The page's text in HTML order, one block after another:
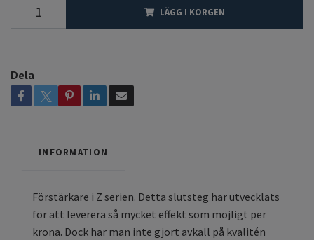
LÄGG I KORGEN
Dela
INFORMATION
Förstärkare i Z serien. Detta slutsteg har utvecklats
för att leverera så mycket effekt som möjligt per
krona. Dock har man inte gjort avkall på kvalitén